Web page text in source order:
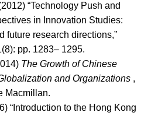
“Technology Push and
in Innovation Studies:
future research directions,”
pp. 1283– 1295.
The Growth of Chinese
and Organizations ,
Macmillan.
“Introduction to the Hong Kong